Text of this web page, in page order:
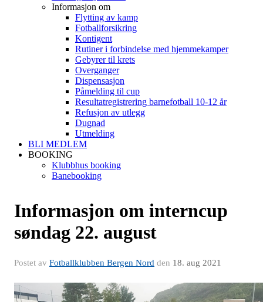
Informasjon om
Flytting av kamp
Fotballforsikring
Kontigent
Rutiner i forbindelse med hjemmekamper
Gebyrer til krets
Overganger
Dispensasjon
Påmelding til cup
Resultatregistrering barnefotball 10-12 år
Refusjon av utlegg
Dugnad
Utmelding
BLI MEDLEM
BOOKING
Klubbhus booking
Banebooking
Informasjon om interncup
søndag 22. august
Postet av Fotballklubben Bergen Nord den 18. aug 2021